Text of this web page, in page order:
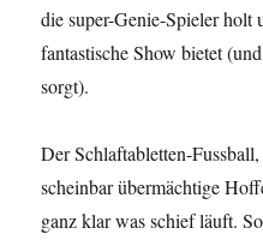
die super-Genie-Spieler holt
fantastische Show bietet
sorgt).
Der Schlaftabletten-
scheinbar übermächtige
ganz klar was schief läuft.